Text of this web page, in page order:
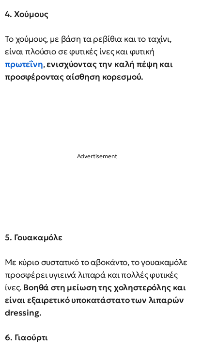
4. Χούμους
Το χούμους, με βάση τα ρεβίθια και το ταχίνι,
είναι πλούσιο σε φυτικές ίνες και φυτική
πρωτεΐνη,ενισχύοντας την καλή πέψη και
προσφέροντας αίσθηση κορεσμού.
5. Γουακαμόλε
Με κύριο συστατικό το αβοκάντο, το γουακαμόλε
προσφέρει υγιεινά λιπαρά και πολλές φυτικές
ίνες. Βοηθά στη μείωση της χοληστερόλης και
είναι εξαιρετικό υποκατάστατο των λιπαρών
dressing.
6. Γιαούρτι